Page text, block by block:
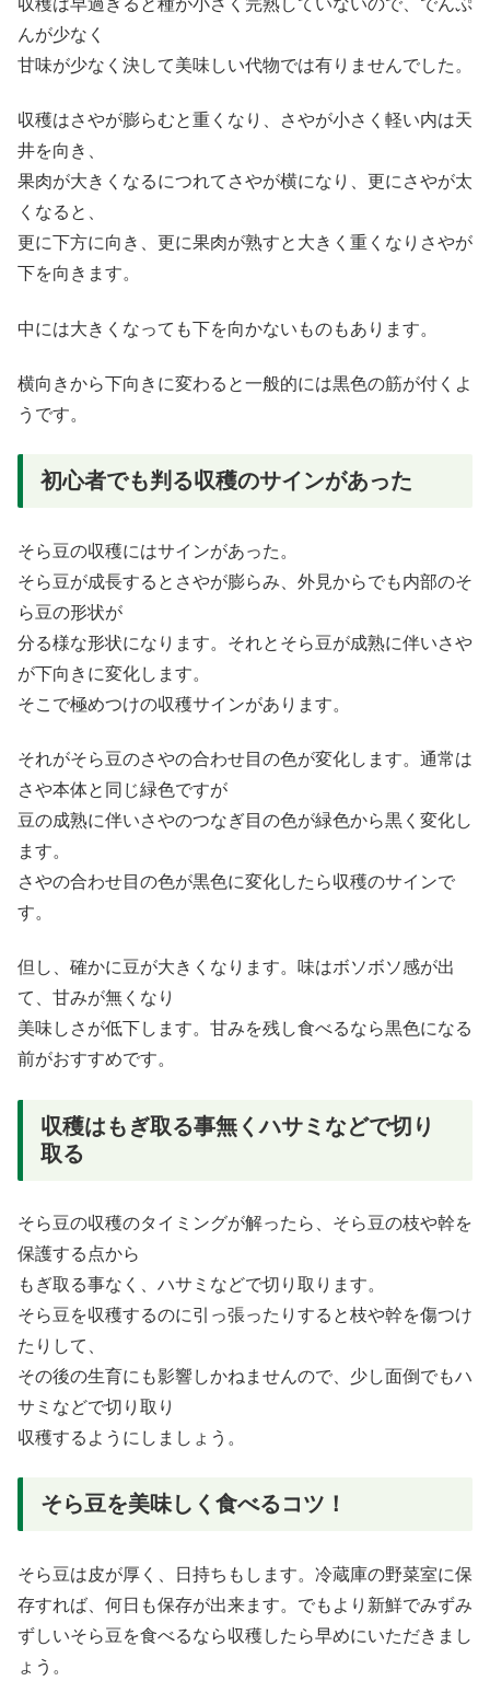
んが少なく
甘味が少なく決して美味しい代物では有りませんでした。
収穫はさやが膨らむと重くなり、さやが小さく軽い内は天
井を向き、
果肉が大きくなるにつれてさやが横になり、更にさやが太
くなると、
更に下方に向き、更に果肉が熟すと大きく重くなりさやが
下を向きます。
中には大きくなっても下を向かないものもあります。
横向きから下向きに変わると一般的には黒色の筋が付くよ
うです。
初心者でも判る収穫のサインがあった
そら豆の収穫にはサインがあった。
そら豆が成長するとさやが膨らみ、外見からでも内部のそ
ら豆の形状が
分る様な形状になります。それとそら豆が成熟に伴いさや
が下向きに変化します。
そこで極めつけの収穫サインがあります。
それがそら豆のさやの合わせ目の色が変化します。通常は
さや本体と同じ緑色ですが
豆の成熟に伴いさやのつなぎ目の色が緑色から黒く変化し
ます。
さやの合わせ目の色が黒色に変化したら収穫のサインで
す。
但し、確かに豆が大きくなります。味はボソボソ感が出
て、甘みが無くなり
美味しさが低下します。甘みを残し食べるなら黒色になる
前がおすすめです。
収穫はもぎ取る事無くハサミなどで切り
取る
そら豆の収穫のタイミングが解ったら、そら豆の枝や幹を
保護する点から
もぎ取る事なく、ハサミなどで切り取ります。
そら豆を収穫するのに引っ張ったりすると枝や幹を傷つけ
たりして、
その後の生育にも影響しかねませんので、少し面倒でもハ
サミなどで切り取り
収穫するようにしましょう。
そら豆を美味しく食べるコツ！
そら豆は皮が厚く、日持ちもします。冷蔵庫の野菜室に保
存すれば、何日も保存が出来ます。でもより新鮮でみずみ
ずしいそら豆を食べるなら収穫したら早めにいただきまし
ょう。